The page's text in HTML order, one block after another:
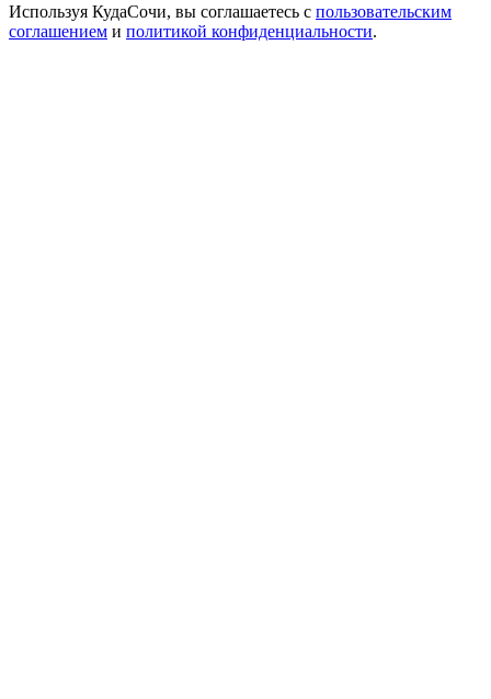
Используя КудаСочи, вы соглашаетесь с пользовательским
соглашением и политикой конфиденциальности.